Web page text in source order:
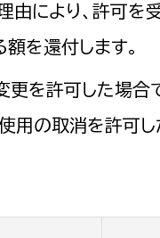
由により、許可を
を還付します。
更を許可した場
用の取消を許可し